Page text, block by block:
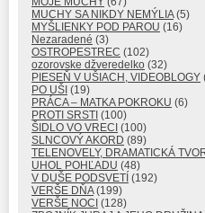
MUCHY SA NIKDY NEMÝLIA(5)
MYŠLIENKY POD PAROU (16)
Nezaradené (3)
OSTROPESTREC (102)
ozorovske džveredelko (32)
PIESEŇ V UŠIACH, VIDEOBLOGY
PO UŠI (19)
PRÁCA – MATKA POKROKU (6)
PROTI SRSTI (100)
ŠIDLO VO VRECI (100)
SLNCOVÝ AKORD (89)
TELENOVELY, DRAMATICKÁ
UHOL POHĽADU (48)
V DUŠE PODSVETÍ (192)
VERŠE DŇA(199)
VERŠE NOCI (128)